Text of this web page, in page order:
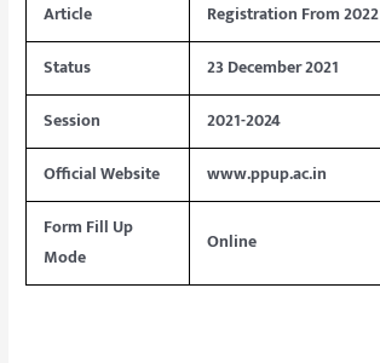
Article
Registration From 2022
Status
23 December 2021
Session
2021-2024
Official Website
www.ppup.ac.in
Form Fill Up
Mode
Online